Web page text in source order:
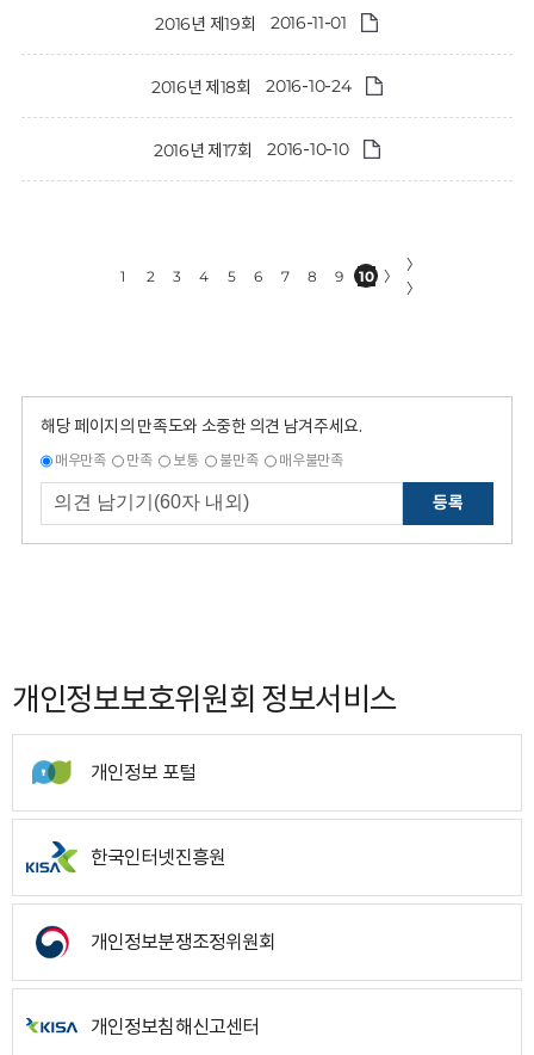
2016년 제19회 2016-11-01
2016년 제18회 2016-10-24
2016년 제17회 2016-10-10
1 2 3 4 5 6 7 8 9 10 〉
〉
〉
해당 페이지의 만족도와 소중한 의견 남겨주세요.
매우만족 만족 보통 불만족 매우불만족
등록
개인정보보호위원회 정보서비스
개인정보 포털
한국인터넷진흥원
개인정보분쟁조정위원회
개인정보침해신고센터